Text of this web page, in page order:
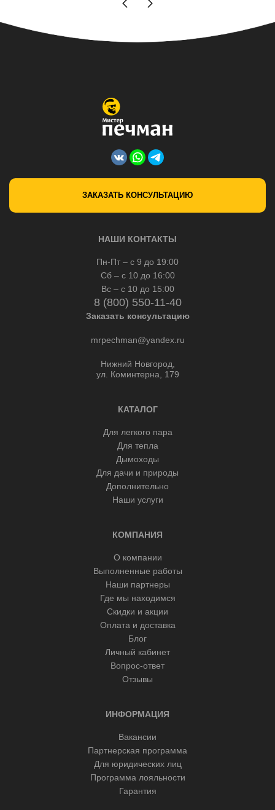
ЗАКАЗАТЬ КОНСУЛЬТАЦИЮ
НАШИ КОНТАКТЫ
Пн-Пт – с 9 до 19:00
Сб – с 10 до 16:00
Вс – с 10 до 15:00
8 (800) 550-11-40
Заказать консультацию
mrpechman@yandex.ru
Нижний Новгород,
ул. Коминтерна, 179
КАТАЛОГ
Для легкого пара
Для тепла
Дымоходы
Для дачи и природы
Дополнительно
Наши услуги
КОМПАНИЯ
О компании
Выполненные работы
Наши партнеры
Где мы находимся
Скидки и акции
Оплата и доставка
Блог
Личный кабинет
Вопрос-ответ
Отзывы
ИНФОРМАЦИЯ
Вакансии
Партнерская программа
Для юридических лиц
Программа лояльности
Гарантия